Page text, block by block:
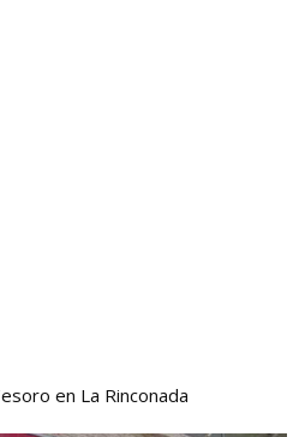
en La Rinconada